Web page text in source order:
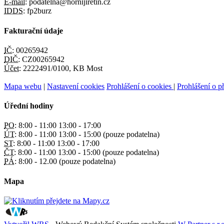
E-mail: podatelna@hornijiretin.cz
IDDS: fp2burz
Fakturační údaje
IČ: 00265942
DIČ: CZ00265942
Účet: 2222491/0100, KB Most
Mapa webu | Nastavení cookies Prohlášení o cookies | Prohlášení o
Úřední hodiny
PO: 8:00 - 11:00 13:00 - 17:00
ÚT: 8:00 - 11:00 13:00 - 15:00 (pouze podatelna)
ST: 8:00 - 11:00 13:00 - 17:00
ČT: 8:00 - 11:00 13:00 - 15:00 (pouze podatelna)
PÁ: 8:00 - 12.00 (pouze podatelna)
Mapa